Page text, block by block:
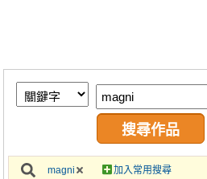
繪圖藝廊
交流中心
攤位轉讓區
會員功能選單
magni 加入常用搜尋